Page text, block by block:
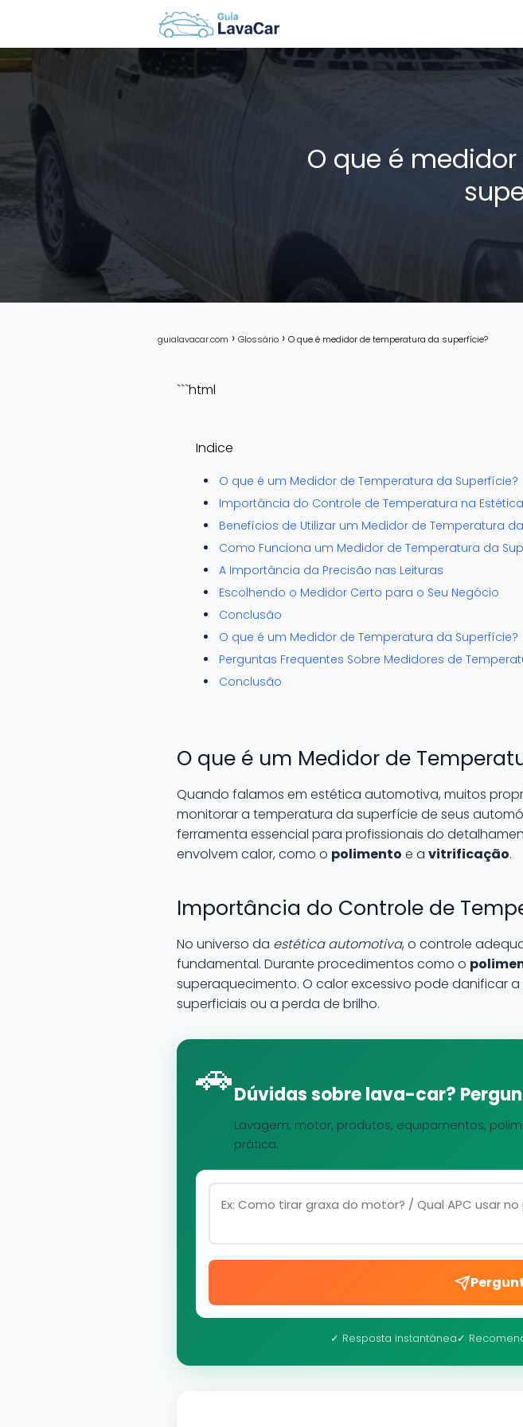
O que é
guialavacar.com Glossário O que é medidor de temperatura da superfície?
```html
Indice
O que é um Medidor de Temperatura da Superfície?
Importância do Controle de Temperatura na
Benefícios de Utilizar um Medidor de Temperatura
Como Funciona um Medidor de Temperatura da
A Importância da Precisão nas Leituras
Escolhendo o Medidor Certo para o Seu Negócio
Conclusão
O que é um Medidor de Temperatura da Superfície?
Perguntas Frequentes Sobre Medidores de
Conclusão
O que é um Medidor de
Quando falamos em estética automotiva, muitos
monitorar a temperatura da superfície de seus
ferramenta essencial para profissionais do
envolvem calor, como o polimento e a vitrificação.
Importância do Controle de
No universo da estética automotiva, o controle
fundamental. Durante procedimentos como o
superaquecimento. O calor excessivo pode danificar
superficiais ou a perda de brilho.
🚗Dúvidas sobre lava-car?
Lavagem, motor, produtos, equipamentos,
prática.
✓ Resposta instantânea✓